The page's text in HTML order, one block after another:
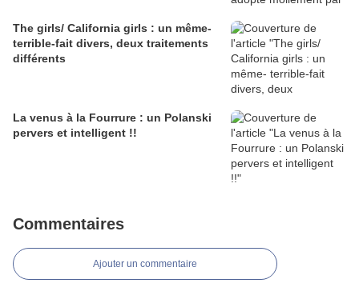
The girls/ California girls : un même-
terrible-fait divers, deux traitements
différents
La venus à la Fourrure : un Polanski
pervers et intelligent !!
Commentaires
Ajouter un commentaire